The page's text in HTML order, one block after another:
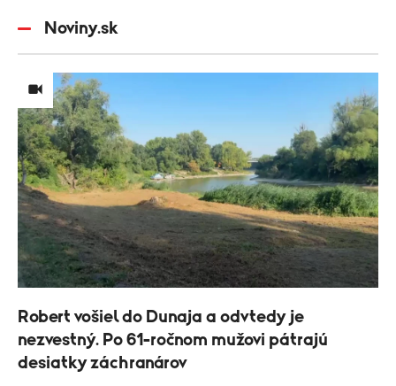
Noviny.sk
Robert vošiel do Dunaja a odvtedy je
nezvestný. Po 61-ročnom mužovi pátrajú
desiatky záchranárov